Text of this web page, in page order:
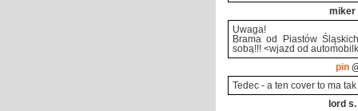
miker
Uwaga!
Brama od Piastów
sobą!!! <wjazd od
pin
Tedec - a ten cover to ma
lord s.